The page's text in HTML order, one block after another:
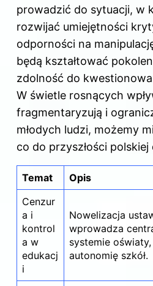
prowadzić do sytuacji, w
rozwijać umiejętności
odporności na
będą kształtować
zdolność do
W świetle rosnących
fragmentaryzują i
młodych ludzi, możemy
co do przyszłości polskiej
Temat
Opis
Cenzur
a i
kontrol
a w
edukacj
i
Nowelizacja
wprowadza
systemie
autonomię szkół.